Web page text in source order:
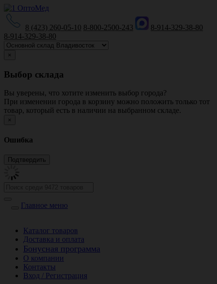
8 (423) 260-05-10 8-800-2500-243
8-914-329-38-80
8-914-329-38-80
×
Выбор склада
Вы уверены, что хотите изменить выбор города?
При изменении города в корзину можно положить только тот
товар, который есть в наличии на выбранном складе.
×
Ошибка
Главное меню
Каталог товаров
Доставка и оплата
Бонусная программа
О компании
Контакты
Вход / Регистрация